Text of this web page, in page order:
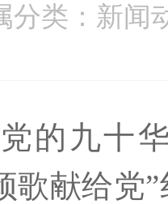
分类：新
的九十
歌献给党